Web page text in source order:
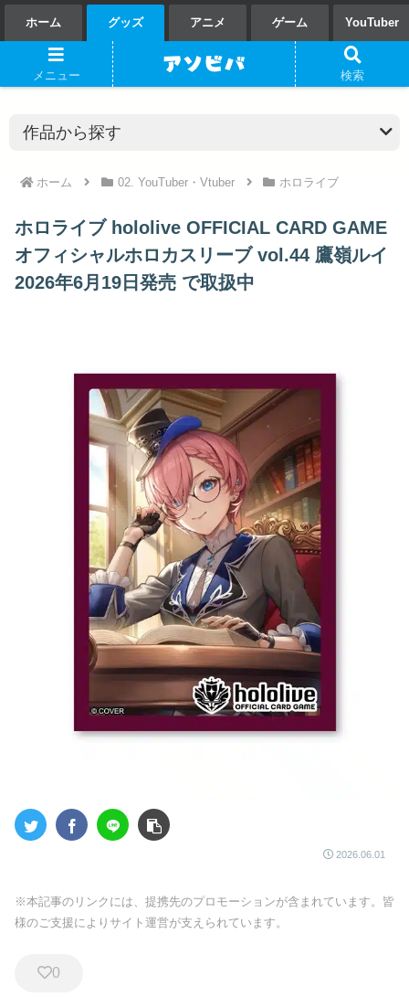
ホーム グッズ アニメ ゲーム YouTuber
ホーム 02. YouTuber・Vtuber ホロライブ
ホロライブ hololive OFFICIAL CARD GAME
オフィシャルホロカスリーブ vol.44 鷹嶺ルイ
2026年6月19日発売 で取扱中
2026.06.01
※本記事のリンクには、提携先のプロモーションが含まれています。皆
様のご支援によりサイト運営が支えられています。
0
メニュー 検索